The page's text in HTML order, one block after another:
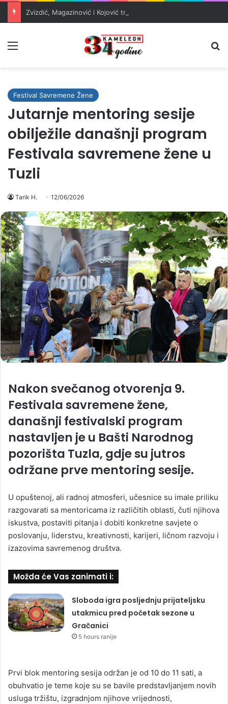
Festival Savremene Žene
Jutarnje mentoring sesije
obilježile današnji program
Festivala savremene žene u
Tuzli
Tarik H. 12/06/2026
Nakon svečanog otvorenja 9.
Festivala savremene žene,
današnji festivalski program
nastavljen je u Bašti Narodnog
pozorišta Tuzla, gdje su jutros
održane prve mentoring sesije.
U opuštenoj, ali radnoj atmosferi, učesnice su imale priliku
razgovarati sa mentoricama iz različitih oblasti, čuti njihova
iskustva, postaviti pitanja i dobiti konkretne savjete o
poslovanju, liderstvu, kreativnosti, karijeri, ličnom razvoju i
izazovima savremenog društva.
Možda će Vas zanimati i:
Sloboda igra posljednju prijateljsku
utakmicu pred početak sezone u
Gračanici
5 hours ranije
Prvi blok mentoring sesija održan je od 10 do 11 sati, a
obuhvatio je teme koje su se bavile predstavljanjem novih
usluga tržištu, izgradnjom njihove vrijednosti,